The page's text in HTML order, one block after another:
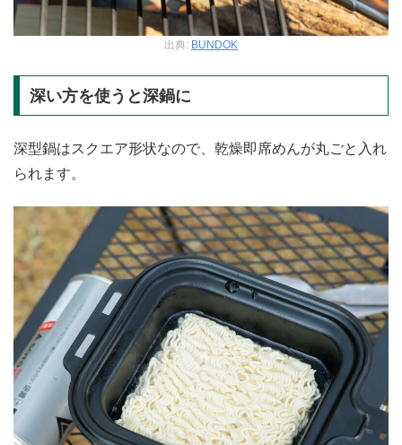
出典: BUNDOK
深い方を使うと深鍋に
深型鍋はスクエア形状なので、乾燥即席めんが丸ごと入れ
られます。